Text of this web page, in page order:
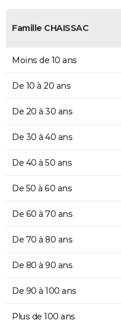
Famille CHAISSAC
Moins de 10 ans
De 10 à 20 ans
De 20 à 30 ans
De 30 à 40 ans
De 40 à 50 ans
De 50 à 60 ans
De 60 à 70 ans
De 70 à 80 ans
De 80 à 90 ans
De 90 à 100 ans
Plus de 100 ans